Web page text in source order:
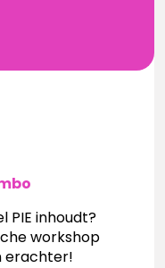
PIE inhoudt?
workshop
erachter!